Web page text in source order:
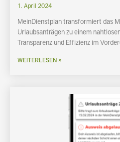
1. April 2024
MeinDienstplan transformiert das
Urlaubsanträgen zu einem
Transparenz und Effizienz im
WEITERLESEN »